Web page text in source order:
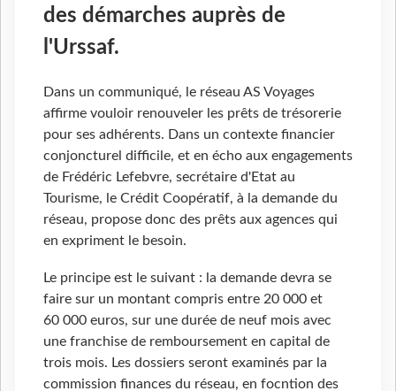
des démarches auprès de
l'Urssaf.
Dans un communiqué, le réseau AS Voyages
affirme vouloir renouveler les prêts de trésorerie
pour ses adhérents. Dans un contexte financier
conjoncturel difficile, et en écho aux engagements
de Frédéric Lefebvre, secrétaire d'Etat au
Tourisme, le Crédit Coopératif, à la demande du
réseau, propose donc des prêts aux agences qui
en expriment le besoin.
Le principe est le suivant : la demande devra se
faire sur un montant compris entre 20 000 et
60 000 euros, sur une durée de neuf mois avec
une franchise de remboursement en capital de
trois mois. Les dossiers seront examinés par la
commission finances du réseau, en focntion des